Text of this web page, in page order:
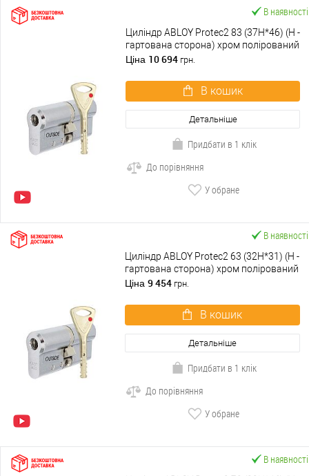
В наявності
Циліндр ABLOY Protec2 83 (37H*46) (H -
гартована сторона) хром полірований
Ціна 10 694 грн.
В кошик
Детальніше
Придбати в 1 клік
До порівняння
У обране
В наявності
Циліндр ABLOY Protec2 63 (32H*31) (H -
гартована сторона) хром полірований
Ціна 9 454 грн.
В кошик
Детальніше
Придбати в 1 клік
До порівняння
У обране
В наявності